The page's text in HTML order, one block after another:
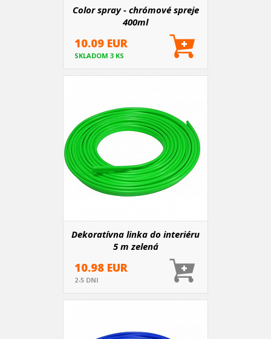
Color spray - chrómové spreje
400ml
10.09 EUR
SKLADOM 3 KS
Dekoratívna linka do interiéru
5 m zelená
10.98 EUR
2-5 DNI